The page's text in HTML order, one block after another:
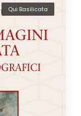
Qui Basilicata